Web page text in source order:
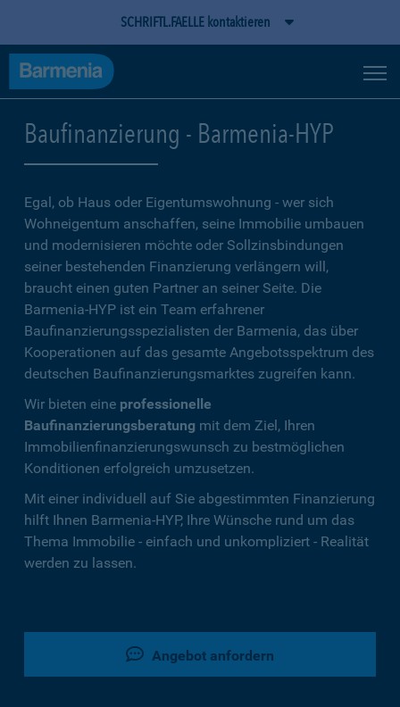
SCHRIFTL.FAELLE kontaktieren
Baufinanzierung - Barmenia-HYP
Egal, ob Haus oder Eigentumswohnung - wer sich
Wohneigentum anschaffen, seine Immobilie umbauen
und modernisieren möchte oder Sollzinsbindungen
seiner bestehenden Finanzierung verlängern will,
braucht einen guten Partner an seiner Seite. Die
Barmenia-HYP ist ein Team erfahrener
Baufinanzierungsspezialisten der Barmenia, das über
Kooperationen auf das gesamte Angebotsspektrum des
deutschen Baufinanzierungsmarktes zugreifen kann.
Wir bieten eine professionelle
Baufinanzierungsberatung mit dem Ziel, Ihren
Immobilienfinanzierungswunsch zu bestmöglichen
Konditionen erfolgreich umzusetzen.
Mit einer individuell auf Sie abgestimmten Finanzierung
hilft Ihnen Barmenia-HYP, Ihre Wünsche rund um das
Thema Immobilie - einfach und unkompliziert - Realität
werden zu lassen.
Angebot anfordern